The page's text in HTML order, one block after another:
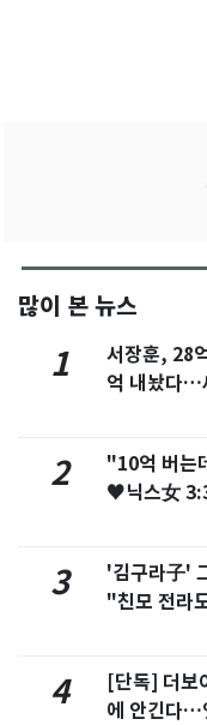
많이 본 뉴스
1
서장훈, 28
억 내놨다…
2
"10억 버는
♥닉스女
3
'김구라子'
"친모 전라
4
[단독] 더보
에 안긴다…